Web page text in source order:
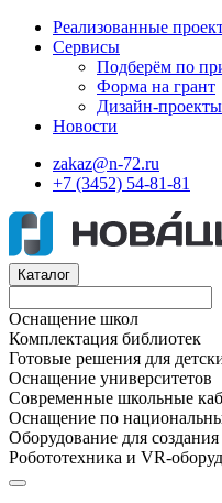
Реализованные
Сервисы
Подберём по
Форма на грант
Дизайн-проекты
Новости
zakaz@n-72.ru
+7 (3452) 54-81-81
Каталог
Оснащение школ
Комплектация библиотек
Готовые решения для
Оснащение университетов
Современные школьные
Оснащение по
Оборудование для
Робототехника и VR-